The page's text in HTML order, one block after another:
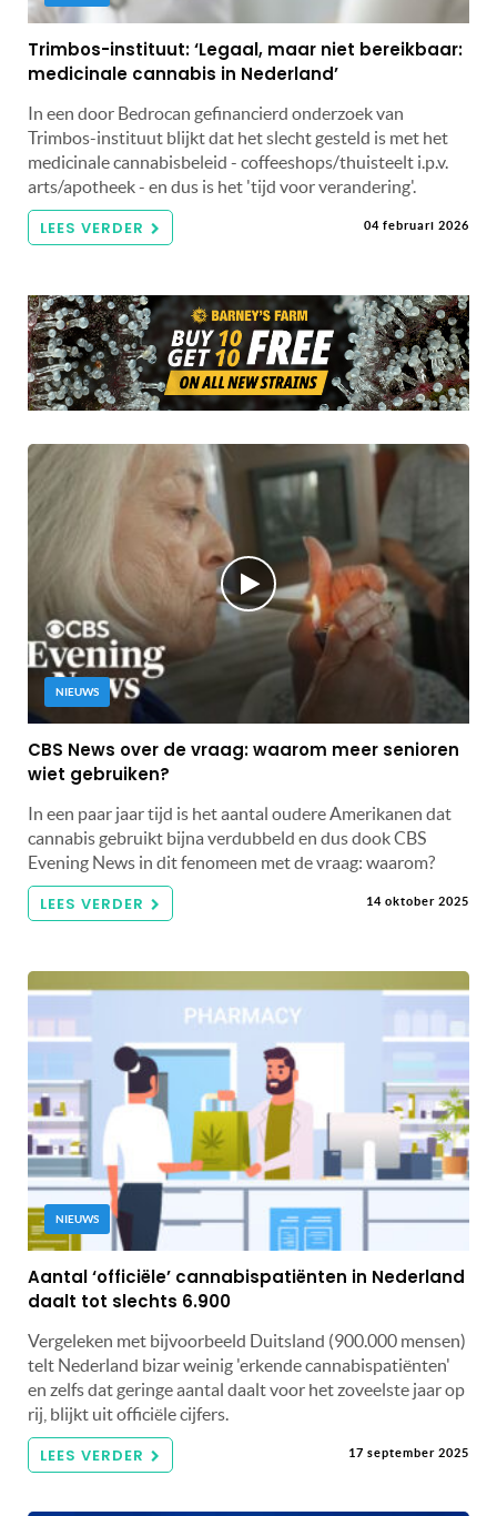
Trimbos-instituut: ‘Legaal, maar niet bereikbaar:
medicinale cannabis in Nederland’
In een door Bedrocan gefinancierd onderzoek van
Trimbos-instituut blijkt dat het slecht gesteld is met het
medicinale cannabisbeleid - coffeeshops/thuisteelt i.p.v.
arts/apotheek - en dus is het 'tijd voor verandering'.
LEES VERDER 04 februari 2026
NIEUWS
CBS News over de vraag: waarom meer senioren
wiet gebruiken?
In een paar jaar tijd is het aantal oudere Amerikanen dat
cannabis gebruikt bijna verdubbeld en dus dook CBS
Evening News in dit fenomeen met de vraag: waarom?
LEES VERDER 14 oktober 2025
NIEUWS
Aantal ‘officiële’ cannabispatiënten in Nederland
daalt tot slechts 6.900
Vergeleken met bijvoorbeeld Duitsland (900.000 mensen)
telt Nederland bizar weinig 'erkende cannabispatiënten'
en zelfs dat geringe aantal daalt voor het zoveelste jaar op
rij, blijkt uit officiële cijfers.
LEES VERDER 17 september 2025